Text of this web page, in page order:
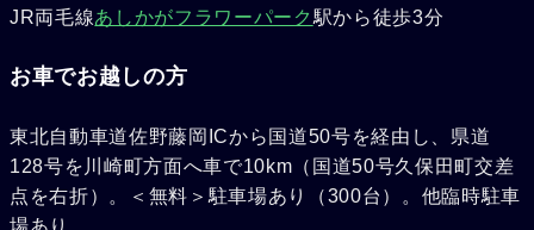
JR両毛線あしかがフラワーパーク 駅から徒歩3分
お車でお越しの方
東北自動車道佐野藤岡ICから国道50号を経由し、県道
128号を川崎町方面へ車で10km（国道50号久保田町交差
点を右折）。＜無料＞駐車場あり（300台）。他臨時駐車
場あり。